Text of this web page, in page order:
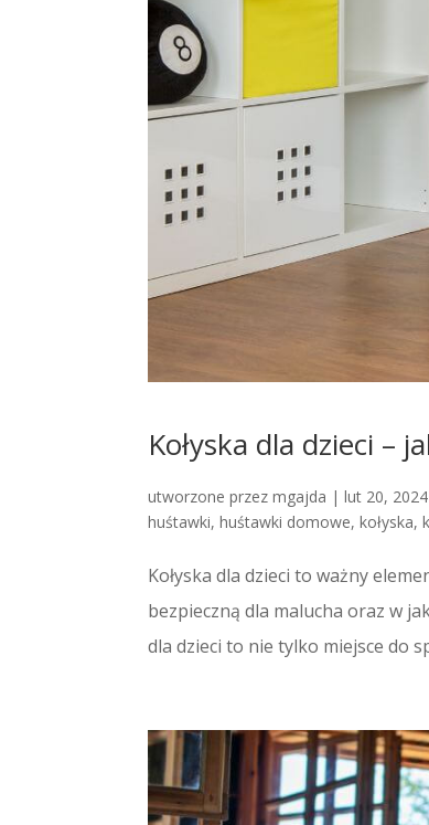
Kołyska dla dzieci –
utworzone przezmgajda |lut 20, 2024
huśtawki,huśtawki domowe,kołyska,
Kołyska dla dzieci to ważny
bezpieczną dla malucha oraz w
dla dzieci to nie tylko miejsce do